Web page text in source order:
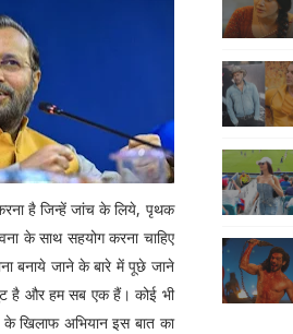
है जिन्हें जांच के लिये, पृथक
के साथ सहयोग करना चाहिए
बनाये जाने के बारे में पूछे जाने
है और हम सब एक हैं। कोई भी
के खिलाफ अभियान इस बात का